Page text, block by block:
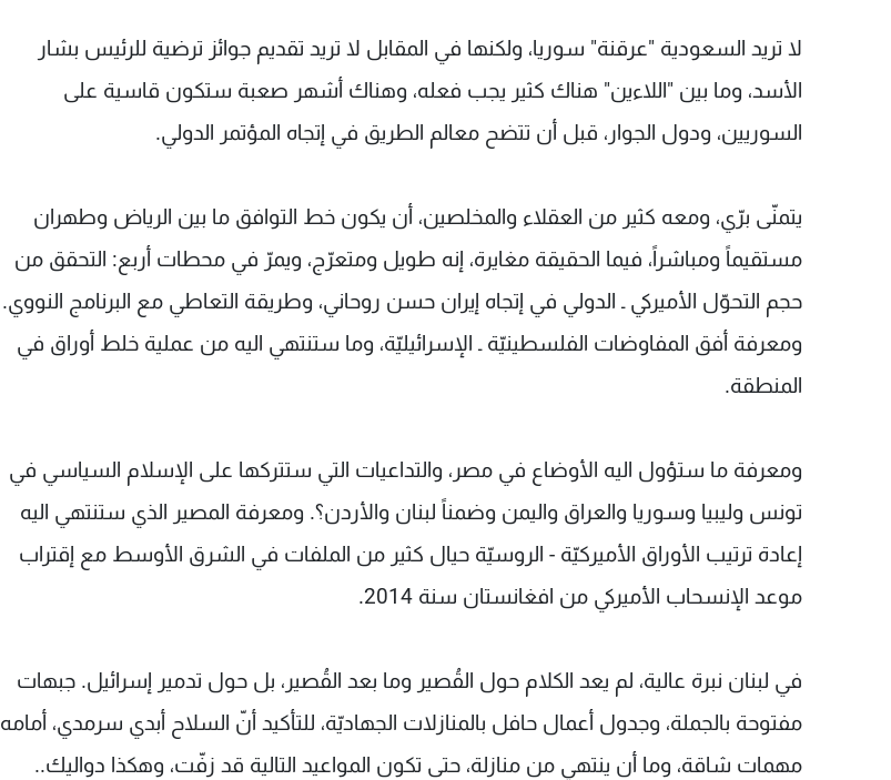
لا تريد السعودية "عرقنة" سوريا، ولكنها في المقابل لا تريد تقديم جوائز ترضية للرئيس بشار
الأسد، وما بين "اللاءين" هناك كثير يجب فعله، وهناك أشهر صعبة ستكون قاسية على
السوريين، ودول الجوار، قبل أن تتضح معالم الطريق في إتجاه المؤتمر الدولي.
يتمنّى برّي، ومعه كثير من العقلاء والمخلصين، أن يكون خط التوافق ما بين الرياض وطهران
مستقيماً ومباشراً، فيما الحقيقة مغايرة، إنه طويل ومتعرّج، ويمرّ في محطات أربع: التحقق من
حجم التحوّل الأميركي ـ الدولي في إتجاه إيران حسن روحاني، وطريقة التعاطي مع البرنامج النووي.
ومعرفة أفق المفاوضات الفلسطينيّة ـ الإسرائيليّة، وما ستنتهي اليه من عملية خلط أوراق في
المنطقة.
ومعرفة ما ستؤول اليه الأوضاع في مصر، والتداعيات التي ستتركها على الإسلام السياسي في
تونس وليبيا وسوريا والعراق واليمن وضمناً لبنان والأردن؟. ومعرفة المصير الذي ستنتهي اليه
إعادة ترتيب الأوراق الأميركيّة - الروسيّة حيال كثير من الملفات في الشرق الأوسط مع إقتراب
موعد الإنسحاب الأميركي من افغانستان سنة 2014.
في لبنان نبرة عالية، لم يعد الكلام حول القُصير وما بعد القُصير، بل حول تدمير إسرائيل. جبهات
مفتوحة بالجملة، وجدول أعمال حافل بالمنازلات الجهاديّة، للتأكيد أنّ السلاح أبدي سرمدي، أمامه
مهمات شاقة، وما أن ينتهي من منازلة، حتى تكون المواعيد التالية قد زفّت، وهكذا دواليك..